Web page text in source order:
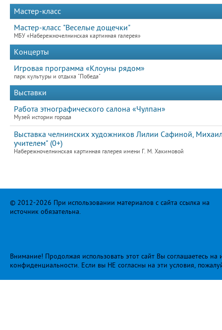
Мастер-класс
Мастер-класс "Веселые дощечки"
МБУ «Набережночелнинская картинная галерея»
Концерты
Игровая программа «Клоуны рядом»
парк культуры и отдыха "Победа"
Выставки
Работа этнографического салона «Чулпан»
Музей истории города
Выставка челнинских художников Лилии Сафиной,
учителем" (0+)
Набережночелнинская картинная галерея имени Г. М. Хакимовой
© 2012-2026 При использовании материалов с сайта ссылка на
источник обязательна.
Внимание! Продолжая использовать этот сайт Вы соглашаетесь
конфиденциальности. Если вы НЕ согласны на эти условия,